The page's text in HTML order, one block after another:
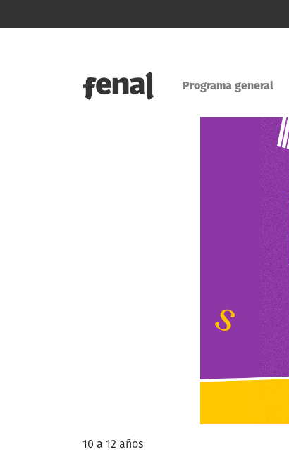
Programa general
10 a 12 años